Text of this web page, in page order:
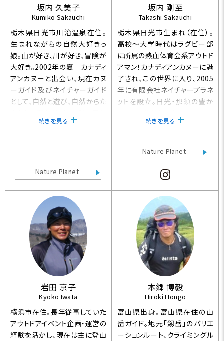
坂内 久美子
Kumiko Sakauchi
栃木県日光市川治温泉在住。
生まれながらの自然大好きっ
娘。山が好き、川が好き、冒険が
大好き。2002年の夏 カナディ
アンカヌーと出会い、現在カヌ
ーガイド及びネイチャーガイド
として、自然と遊び、自然からた
さや素晴らしさを、たくさんの人
ストラクター・日本ノルディック
ウォーキング協会（JNWA）公認
インストラクター・川に学ぶ体
験活動協議会（RAC）公認リー
ダー・（財）日本健康開発財団
公認 温泉入浴指導員】
続きを見る
Nature Planet
坂内 剛至
Takashi Sakauchi
栃木県日光市生まれ（在住）。
高校～大学時代はラグビー部
に所属の熱血体育会系アウトド
アマン！カナディアンカヌーに魅
了され、この世界に入り、2005
年に有限会社ネイチャープラネ
ットを設立。日光・那須の豊か
トレッキング・スノーシューなど
ガイドをしています。ローカルガ
イドとして、栃木の知られざる自
然の豊かさや素晴らしさを、た
くさんの人に伝えたいという想
いをもって活動しています。【日
本セーフティカヌーイング協会
（JSCA）公認 カヌーインスト
ラクター・日本エコツーリズム
協会公認 エコツアーガイド・
日本ノルディックウォーキング
協会（JNWA）公認 インストラ
クター・自然体験活動推進協議
会（CONE）トレーナー・川に学
ぶ体験活動協議会（RAC）トレ
ーナー】
続きを見る
Nature Planet
岩田 京子
Kyoko Iwata
横浜市在住。長年従事していた
アウトドアイベント企画・運営の
経験を活かし、現在は主に登山
本郷 博毅
Hiroki Hongo
富山県出身。富山県在住の山
岳ガイド。地元「剱岳」のバリエ
ーションルート、クライミングル